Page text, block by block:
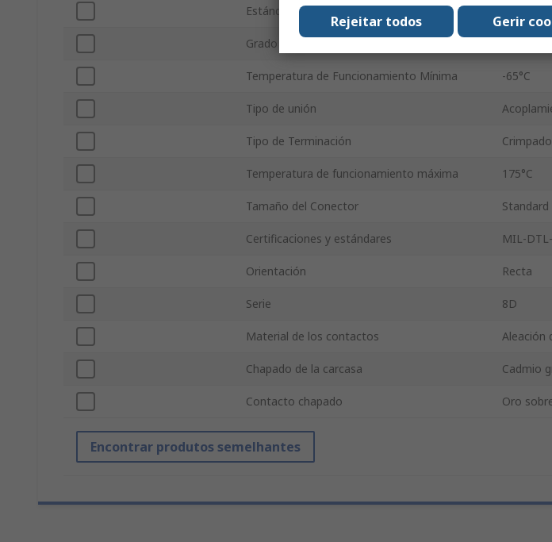
Estándar Militar
Grado de protección IP
Temperatura de Funcionamiento Mínima -65°C
Tipo de unión
Tipo de Terminación Crimpado
Temperatura de funcionamiento máxima 175°C
Tamaño del Conector Standard
Certificaciones y estándares MIL-
Orientación Recta
Serie 8D
Material de los contactos Aleación
Chapado de la carcasa Cadmio
Contacto chapado Oro
Encontrar produtos semelhantes
Gerir
Rejeitar todos